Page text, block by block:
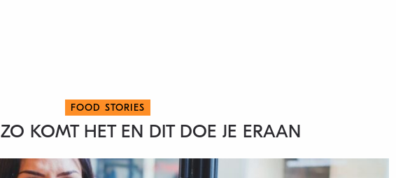
FOOD STORIES
KOMT HET EN DIT DOE JE ERAAN